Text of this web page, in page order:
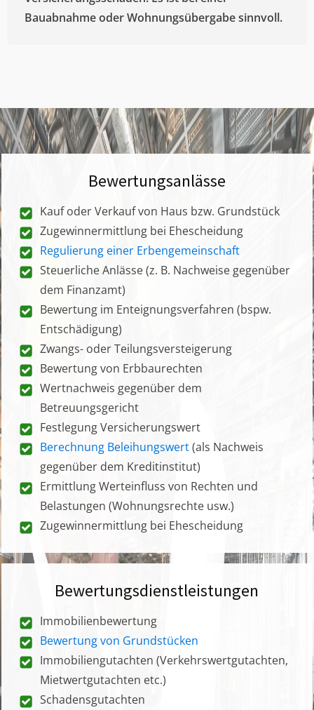
Bauabnahme oder Wohnungsübergabe sinnvoll.
Bewertungsanlässe
Kauf oder Verkauf von Haus bzw. Grundstück
Zugewinnermittlung bei Ehescheidung
Regulierung einer Erbengemeinschaft
Steuerliche Anlässe (z. B. Nachweise gegenüber
dem Finanzamt)
Bewertung im Enteignungsverfahren (bspw.
Entschädigung)
Zwangs- oder Teilungsversteigerung
Bewertung von Erbbaurechten
Wertnachweis gegenüber dem
Betreuungsgericht
Festlegung Versicherungswert
Berechnung Beleihungswert(als Nachweis
gegenüber dem Kreditinstitut)
Ermittlung Werteinfluss von Rechten und
Belastungen (Wohnungsrechte usw.)
Zugewinnermittlung bei Ehescheidung
Bewertungsdienstleistungen
Immobilienbewertung
Bewertung von Grundstücken
Immobiliengutachten (Verkehrswertgutachten,
Mietwertgutachten etc.)
Schadensgutachten